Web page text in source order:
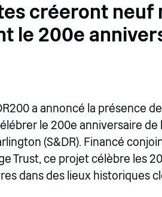
créeront
le 200e
a annoncé la présence
le 200e anniversaire
(S&DR). Financé
Trust, ce projet célèbre les
dans des lieux historiques